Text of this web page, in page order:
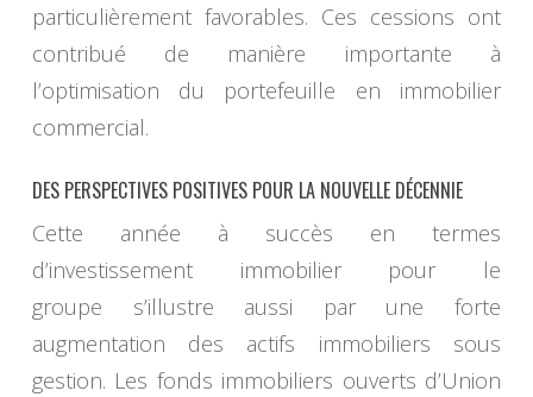
particulièrement favorables. Ces cessions ont
contribué de manière importante à
l’optimisation du portefeuille en immobilier
commercial.
DES PERSPECTIVES POSITIVES POUR LA NOUVELLE DÉCENNIE
Cette année à succès en termes
d’investissement immobilier pour le
groupe s’illustre aussi par une forte
augmentation des actifs immobiliers sous
gestion. Les fonds immobiliers ouverts d’Union